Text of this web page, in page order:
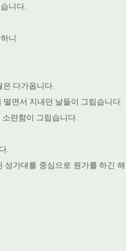
니다.
니
은 다가옵니다.
떨면서 지내던 날들이 그립습니다.
란함이 그립습니다.
.
성가대를 중심으로 뭔가를 하긴 해